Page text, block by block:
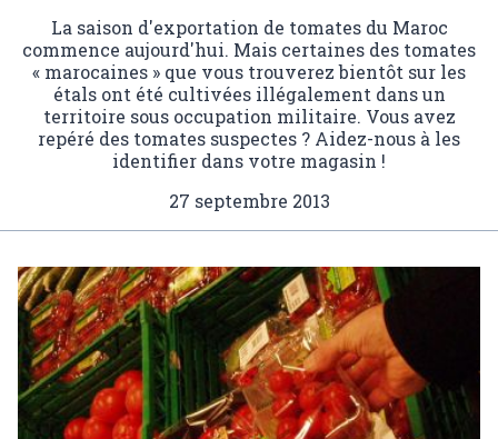
La saison d'exportation de tomates du Maroc
commence aujourd'hui. Mais certaines des tomates
« marocaines » que vous trouverez bientôt sur les
étals ont été cultivées illégalement dans un
territoire sous occupation militaire. Vous avez
repéré des tomates suspectes ? Aidez-nous à les
identifier dans votre magasin !
27 septembre 2013